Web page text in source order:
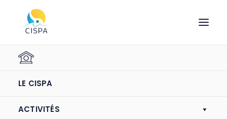
LE CISPA
ACTIVITÉS